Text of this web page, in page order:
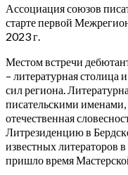
Ассоциация союзов
старте первой
2023 г.
Местом встречи
– литературная столица
сил региона.
писательскими именами,
отечественная
Литрезиденцию в
известных литераторов
пришло время